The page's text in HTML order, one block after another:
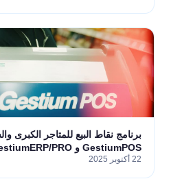
برنامج نقاط البيع للمتاجر الكبرى
GestiumPOS و GestiumERP/PRO
22 أكتوبر 2025